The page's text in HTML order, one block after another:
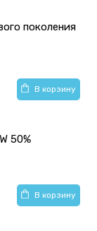
поколения
В корзину
50%
В корзину